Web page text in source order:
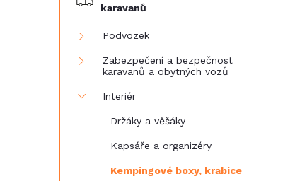
karavanů
Podvozek
Zabezpečení a bezpečnost
karavanů a obytných vozů
Interiér
Držáky a věšáky
Kapsáře a organizéry
Kempingové boxy, krabice